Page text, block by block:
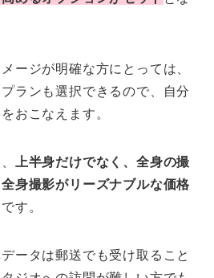
ージが明確な方にとっては、
ランも選択できるので、自分
おこなえます。
上半身だけでなく、全身の撮
身撮影がリーズナブルな価格
す。
ータは郵送でも受け取ること